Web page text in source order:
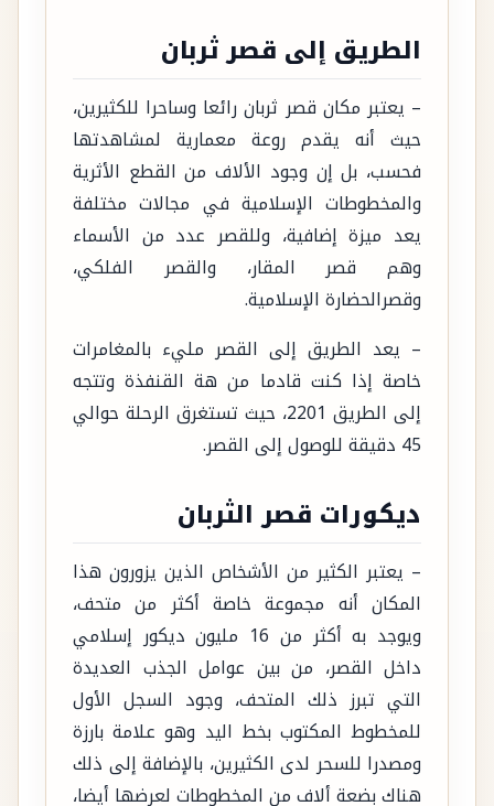
الطريق إلى قصر ثربان
– يعتبر مكان قصر ثربان رائعا وساحرا للكثيرين،
حيث أنه يقدم روعة معمارية لمشاهدتها
فحسب، بل إن وجود الألاف من القطع الأثرية
والمخطوطات الإسلامية في مجالات مختلفة
يعد ميزة إضافية، وللقصر عدد من الأسماء
وهم قصر المقار، والقصر الفلكي،
وقصرالحضارة الإسلامية.
– يعد الطريق إلى القصر مليء بالمغامرات
خاصة إذا كنت قادما من هة القنفذة وتتجه
إلى الطريق 2201، حيث تستغرق الرحلة حوالي
45 دقيقة للوصول إلى القصر.
ديكورات قصر الثربان
– يعتبر الكثير من الأشخاص الذين يزورون هذا
المكان أنه مجموعة خاصة أكثر من متحف،
ويوجد به أكثر من 16 مليون ديكور إسلامي
داخل القصر، من بين عوامل الجذب العديدة
التي تبرز ذلك المتحف، وجود السجل الأول
للمخطوط المكتوب بخط اليد وهو علامة بارزة
ومصدرا للسحر لدى الكثيرين، بالإضافة إلى ذلك
هناك بضعة ألاف من المخطوطات لعرضها أيضا،